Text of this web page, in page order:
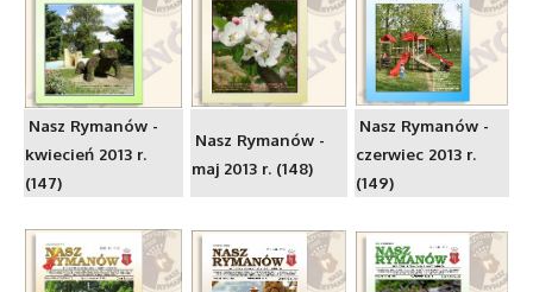
Nasz Rymanów -
kwiecień 2013 r.
(147)
Nasz Rymanów -
maj 2013 r. (148)
Nasz Rymanów -
czerwiec 2013 r.
(149)